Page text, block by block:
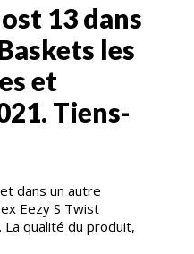
13 dans
les
et
Tiens-
dans un autre
Eezy S Twist
La qualité du produit,